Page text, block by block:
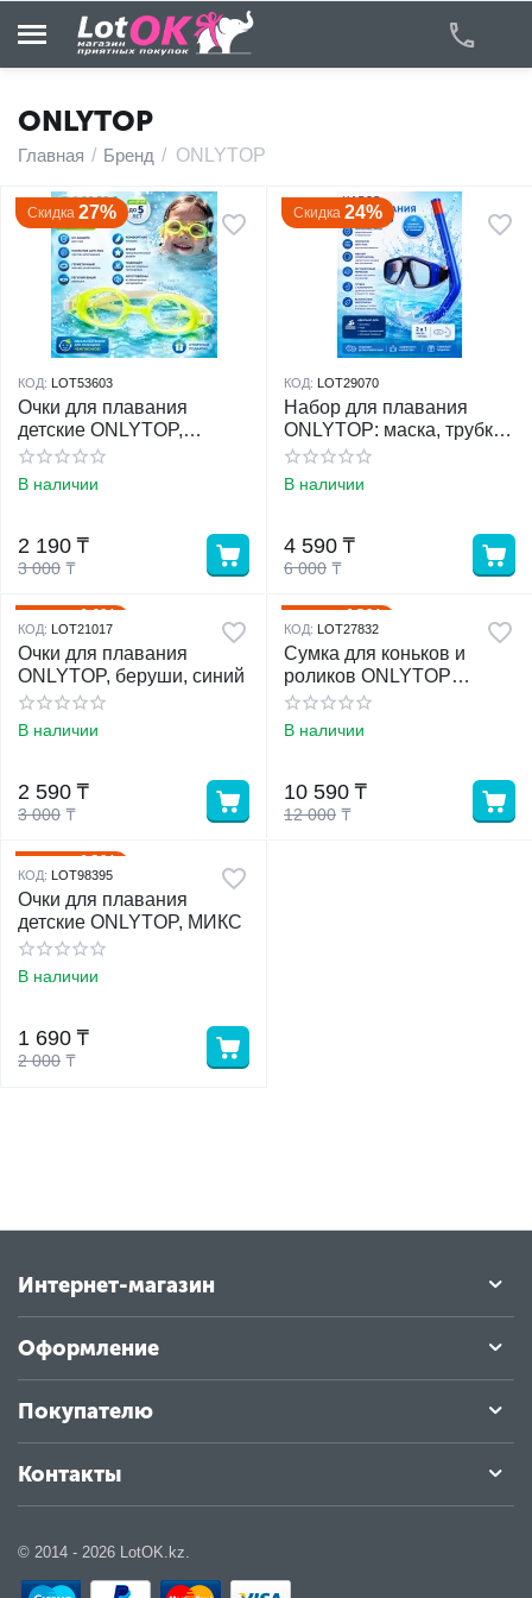
ONLYTOP
Главная / Бренд / ONLYTOP
Скидка 27%
КОД: LOT53603
Очки для плавания
детские ONLYTOP,
желтый
В наличии
3 000 ₸
2 190 ₸
Скидка 24%
КОД: LOT29070
Набор для плавания
ONLYTOP: маска, трубка,
синий
В наличии
6 000 ₸
4 590 ₸
14%
КОД: LOT21017
Очки для плавания
ONLYTOP, беруши, синий
В наличии
3 000 ₸
2 590 ₸
12%
КОД: LOT27832
Сумка для коньков и
роликов ONLYTOP
Impulse, 42х38х20 см
В наличии
12 000 ₸
10 590 ₸
16%
КОД: LOT98395
Очки для плавания
детские ONLYTOP, МИКС
В наличии
2 000 ₸
1 690 ₸
Интернет-магазин
Оформление
Покупателю
Контакты
© 2014 - 2026 LotOK.kz.